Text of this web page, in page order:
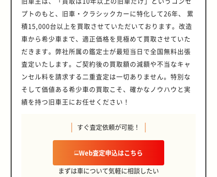
プトのもと、旧車・クラシックカーに特化して26年、 累
積15,000台以上を買取させていただいております。改造
車から希少車まで、適正価格を見極めて買取させていた
だきます。弊社所属の鑑定士が最短当日で全国無料出張
査定いたします。ご契約後の買取額の減額や不当なキャ
ンセル料を請求する二重査定は一切ありません。特別な
そして価値ある希少車の買取こそ、確かなノウハウと実
績を持つ旧車王にお任せください！
すぐ査定依頼が可能！
Web査定申込はこちら
まずは車について気軽に相談したい